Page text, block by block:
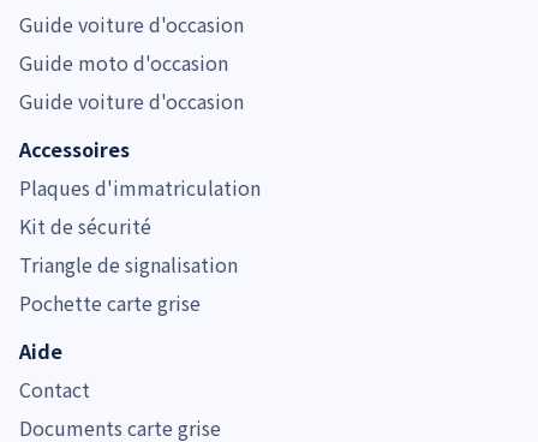
Guide voiture d'occasion
Guide moto d'occasion
Guide voiture d'occasion
Accessoires
Plaques d'immatriculation
Kit de sécurité
Triangle de signalisation
Pochette carte grise
Aide
Contact
Documents carte grise